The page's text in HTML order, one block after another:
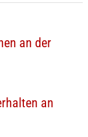
an der
an